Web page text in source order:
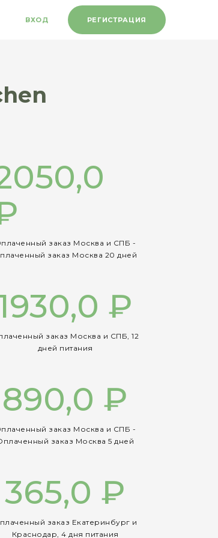
ВХОД РЕГИСТРАЦИЯ
заказ Москва и СПБ -
заказ Москва 20 дней
₽
заказ Москва и СПБ, 12
дней питания
890,0 ₽
заказ Москва и СПБ -
заказ Москва 5 дней
365,0 ₽
заказ Екатеринбург и
Краснодар, 4 дня питания